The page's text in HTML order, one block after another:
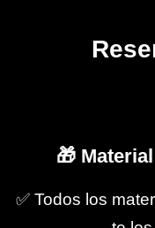
🎁
✅ Todos los